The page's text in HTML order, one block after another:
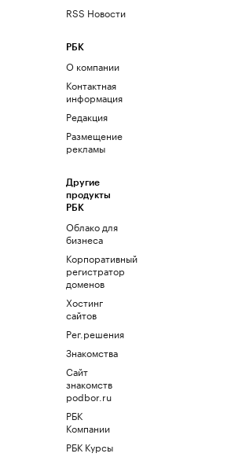
RSS Новости
РБК
О компании
Контактная
информация
Редакция
Размещение
рекламы
Другие
продукты
РБК
Облако для
бизнеса
Корпоративный
регистратор
доменов
Хостинг
сайтов
Рег.решения
Знакомства
Сайт
знакомств
podbor.ru
РБК
Компании
РБК Курсы